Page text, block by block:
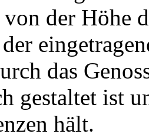
der Höhe
das
gestaltet ist
hält.